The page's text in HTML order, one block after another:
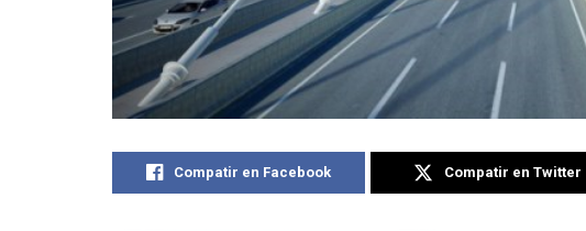
Compatir en Facebook Compatir en Twitter